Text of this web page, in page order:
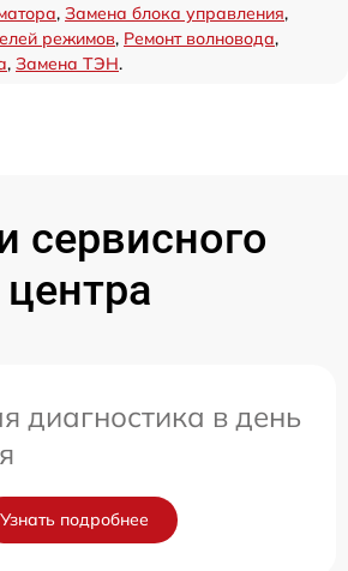
, Замена блока управления,
режимов, Ремонт волновода,
, Замена ТЭН.
сервисного
центра
диагностика в день
Узнать подробнее